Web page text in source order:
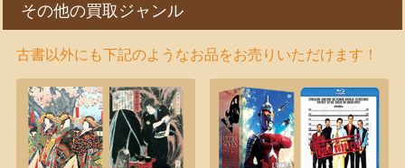
その他の買取ジャンル
古書以外にも下記のようなお品をお売りいただけます！